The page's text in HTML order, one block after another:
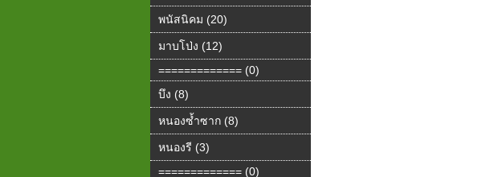
พนัสนิคม (20)
มาบโป่ง (12)
============= (0)
บึง (8)
หนองซ้ำซาก (8)
หนองรี (3)
============= (0)